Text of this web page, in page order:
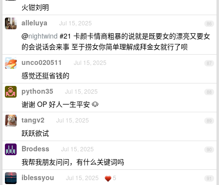
火钳刘明
86
alleluya Jul 15, 2025
@nightwind #21 卡颜卡情商粗暴的说就是既要女的漂亮又要女
的会说话会来事 至于捞女你简单理解成拜金女就行了呗
87
unco020511 Jul 15, 2025
感觉还挺省钱的
88
python35 Jul 15, 2025
谢谢 OP 好人一生平安 🐶
89
tangv2 Jul 15, 2025
跃跃欲试
90
Brodess Jul 15, 2025
我帮我朋友问问，有什么关键词吗
91
iblessyou Jul 15, 2025 5